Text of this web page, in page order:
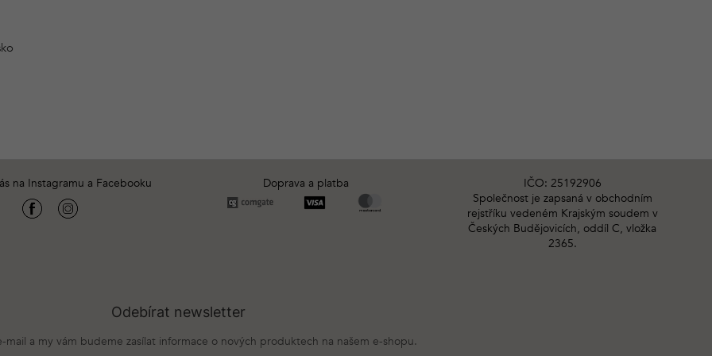
na Instagramu a Facebooku Doprava a platba
IČO: 25192906
Společnost je zapsaná v obchodním
rejstříku vedeném Krajským soudem v
Českých Budějovicích, oddíl C, vložka
2365.
Odebírat newsletter
mail a my vám budeme zasílat informace o nových produktech na našem e-shopu.